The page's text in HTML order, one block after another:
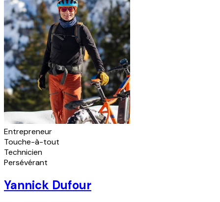
Entrepreneur
Touche-à-tout
Technicien
Persévérant
Yannick Dufour